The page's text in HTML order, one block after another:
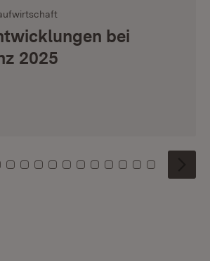
bei
2025
0 1 2
Kachel: 3
Zu Kachel: 4
Zu Kachel: 5
Zu Kachel: 6
Zu Kachel: 7
Zu Kachel: 8
Zu Kachel: 9
Zu Kachel: 10
Zu Kachel: 11
Zu Kachel: 12
Zu Kachel:
Zu